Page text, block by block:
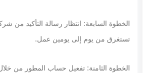
الخطوة السابعة: انتظار رسالة التأكيد من
تستغرق من يوم إلى يومين عمل.
الخطوة الثامنة: تفعيل حساب المطور من